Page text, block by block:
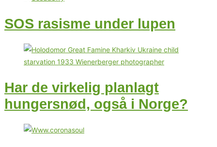
SOS rasisme under lupen
Har de virkelig planlagt
hungersnød, også i Norge?